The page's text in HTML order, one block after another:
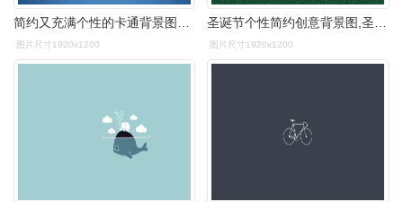
简约又充满个性的卡通背景图片桌面壁纸
图片尺寸1920x1200
圣诞节个性简约创意背景图,圣诞节-回车桌面
图片尺寸1920x1200